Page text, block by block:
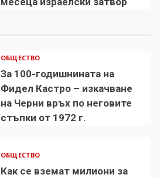
ОБЩЕСТВО
За 100-годишнината на
Фидел Кастро – изкачване
на Черни връх по неговите
стъпки от 1972 г.
ОБЩЕСТВО
Как се вземат милиони за